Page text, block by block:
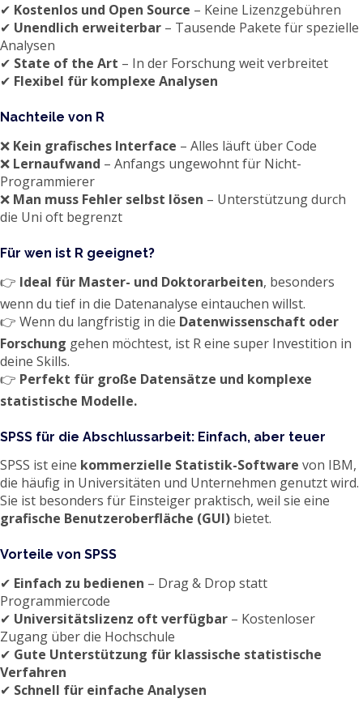
✔ Kostenlos und Open Source – Keine Lizenzgebühren
✔ Unendlich erweiterbar – Tausende Pakete für spezielle
Analysen
✔ State of the Art – In der Forschung weit verbreitet
✔ Flexibel für komplexe Analysen
Nachteile von R
❌ Kein grafisches Interface – Alles läuft über Code
❌ Lernaufwand – Anfangs ungewohnt für Nicht-
Programmierer
❌ Man muss Fehler selbst lösen – Unterstützung durch
die Uni oft begrenzt
Für wen ist R geeignet?
👉 Ideal für Master- und Doktorarbeiten, besonders
wenn du tief in die Datenanalyse eintauchen willst.
👉 Wenn du langfristig in die Datenwissenschaft oder
Forschung gehen möchtest, ist R eine super Investition in
deine Skills.
👉 Perfekt für große Datensätze und komplexe
statistische Modelle.
SPSS für die Abschlussarbeit: Einfach, aber teuer
SPSS ist eine kommerzielle Statistik-Software von IBM,
die häufig in Universitäten und Unternehmen genutzt wird.
Sie ist besonders für Einsteiger praktisch, weil sie eine
grafische Benutzeroberfläche (GUI) bietet.
Vorteile von SPSS
✔ Einfach zu bedienen – Drag & Drop statt
Programmiercode
✔ Universitätslizenz oft verfügbar – Kostenloser
Zugang über die Hochschule
✔ Gute Unterstützung für klassische statistische
Verfahren
✔ Schnell für einfache Analysen